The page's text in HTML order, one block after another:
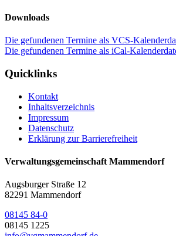
Downloads
Die gefundenen Termine als VCS-
Die gefundenen Termine als iCal-
Quicklinks
Kontakt
Inhaltsverzeichnis
Impressum
Datenschutz
Erklärung zur Barrierefreiheit
Verwaltungsgemeinschaft Mammendorf
Augsburger Straße 12
82291 Mammendorf
08145 84-0
08145 1225